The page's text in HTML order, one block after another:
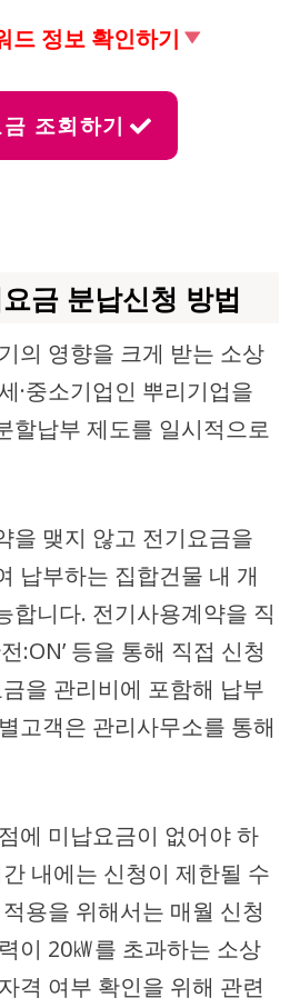
드 정보 확인하기
조회하기
금 분납신청 방법
의 영향을 크게 받는 소상
·중소기업인 뿌리기업을
할납부 제도를 일시적으로
을 맺지 않고 전기요금을
납부하는 집합건물 내 개
합니다. 전기사용계약을 직
:ON’ 등을 통해 직접 신청
을 관리비에 포함해 납부
고객은 관리사무소를 통해
에 미납요금이 없어야 하
내에는 신청이 제한될 수
용을 위해서는 매월 신청
이 20㎾를 초과하는 소상
격 여부 확인을 위해 관련